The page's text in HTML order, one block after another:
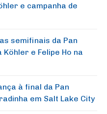
e campanha de
semifinais da Pan
e Felipe Ho na
à final da Pan
em Salt Lake City